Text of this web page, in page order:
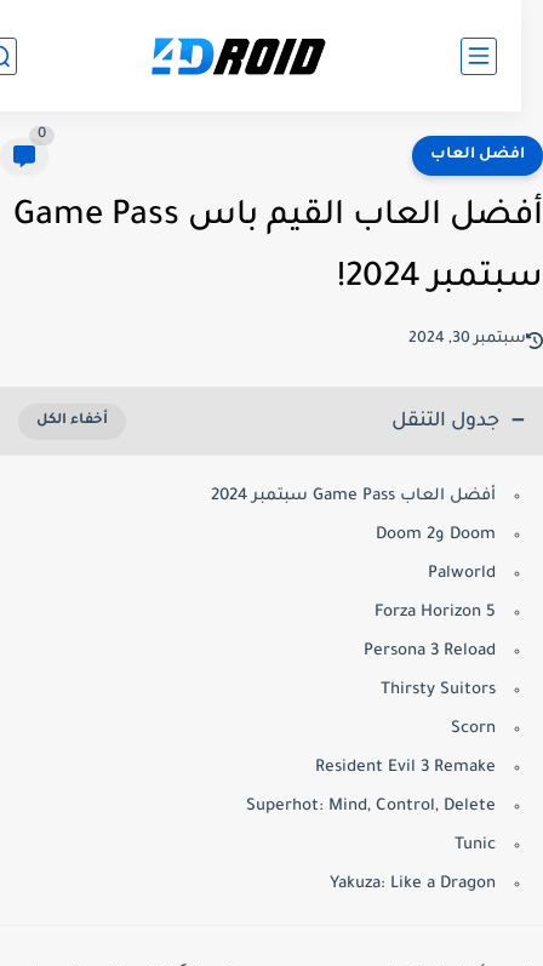
العاب
أفضل العاب القيم باس Game Pass
2024!
30, 2024
جدول التنقل
أفضل العاب Game Pass سبتمبر 2024
Doom وDoom 2
Palworld
Forza Horizon 5
Persona 3 Reload
Thirsty Suitors
Scorn
Resident Evil 3 Remake
Superhot: Mind, Control, Delete
Tunic
Yakuza: Like a Dragon